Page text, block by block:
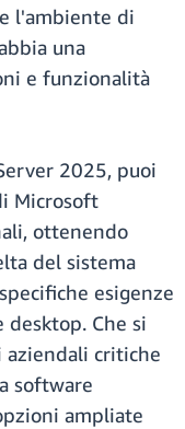
l'ambiente di
una
e funzionalità
2025, puoi
Microsoft
ottenendo
del sistema
esigenze
Che si
critiche
software
ampliate